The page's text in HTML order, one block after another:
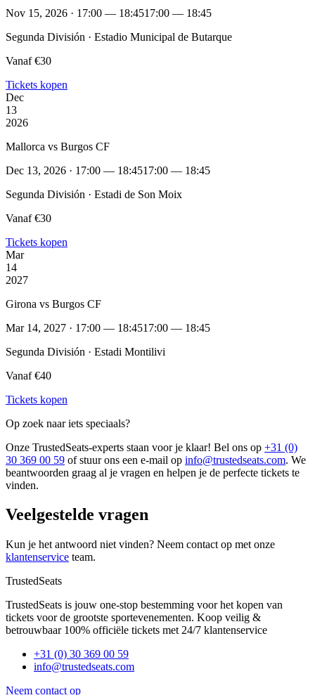
Nov 15, 2026 · 17:00 — 18:4517:00 — 18:45
Segunda División · Estadio Municipal de Butarque
Vanaf €30
Tickets kopen
Dec
13
2026
Mallorca vs Burgos CF
Dec 13, 2026 · 17:00 — 18:4517:00 — 18:45
Segunda División · Estadi de Son Moix
Vanaf €30
Tickets kopen
Mar
14
2027
Girona vs Burgos CF
Mar 14, 2027 · 17:00 — 18:4517:00 — 18:45
Segunda División · Estadi Montilivi
Vanaf €40
Tickets kopen
Op zoek naar iets speciaals?
Onze TrustedSeats-experts staan voor je klaar! Bel ons op +31 (0)
30 369 00 59 of stuur ons een e-mail op info@trustedseats.com. We
beantwoorden graag al je vragen en helpen je de perfecte tickets te
vinden.
Veelgestelde vragen
Kun je het antwoord niet vinden? Neem contact op met onze
klantenservice team.
TrustedSeats
TrustedSeats is jouw one-stop bestemming voor het kopen van
tickets voor de grootste sportevenementen. Koop veilig &
betrouwbaar 100% officiële tickets met 24/7 klantenservice
+31 (0) 30 369 00 59
info@trustedseats.com
Neem contact op